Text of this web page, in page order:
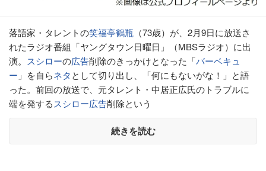
落語家・タレントの笑福亭鶴瓶 （73歳）が、2月9日に放送さ
れたラジオ番組「ヤングタウン日曜日」（MBSラジオ）に出
演。 スシローの広告削除のきっかけとなった「バーベキュ
ー 」を自らネタとして切り出し、「何にもないがな！」と語
った。前回の放送で、元タレント・中居正広氏のトラブルに
端を発するスシロー広告削除という
続きを読む